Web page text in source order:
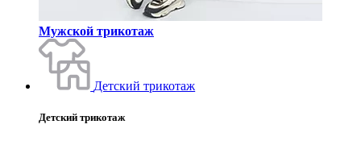
Мужской трикотаж
Детский трикотаж
Детский трикотаж